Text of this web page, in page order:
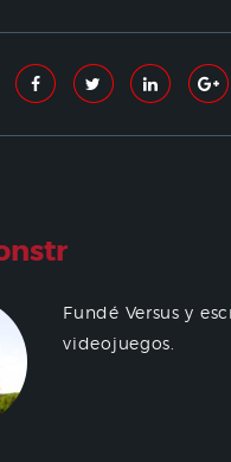
Fundé Versus y
videojuegos.